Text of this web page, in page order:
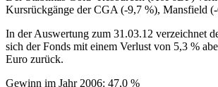
Kursrückgänge der CGA (-9,7 %), Mansfield
In der Auswertung zum 31.03.12 verzeichnet
sich der Fonds mit einem Verlust von 5,3 %
Euro zurück.
Gewinn im Jahr 2006: 47,0 %